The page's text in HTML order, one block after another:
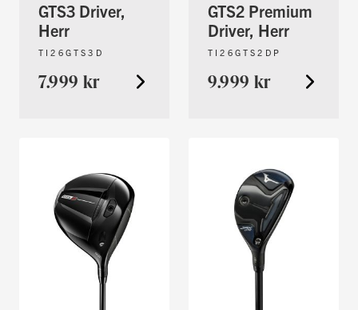
GTS3 Driver,
Herr
TI26GTS3D
7.999 kr
GTS2 Premium
Driver, Herr
TI26GTS2DP
9.999 kr